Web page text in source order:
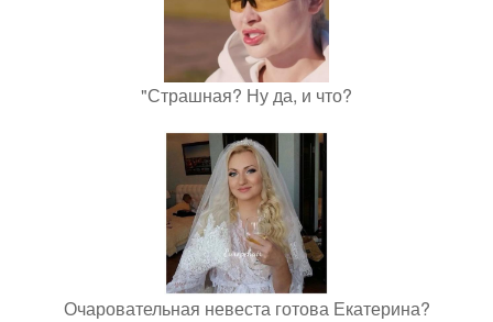
"Страшная? Ну да, и что?
Очаровательная невеста готова Екатерина?